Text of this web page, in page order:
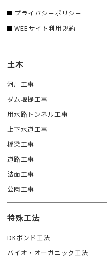
プライバシーポリシー
WEBサイト利用規約
土木
河川工事
ダム堰提工事
用水路トンネル工事
上下水道工事
橋梁工事
道路工事
法面工事
公園工事
特殊工法
DKボンド工法
バイオ・オーガニック工法